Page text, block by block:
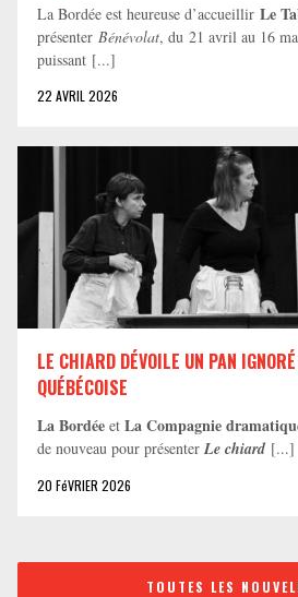
La Bordée est heureuse d’accueillir Le
présenter Bénévolat, du 21 avril au 16
puissant [...]
22 AVRIL 2026
LE CHIARD DÉVOILE UN PAN
QUÉBÉCOISE
La Bordée et La Compagnie
de nouveau pour présenter Le chiard [...]
20 FéVRIER 2026
TOUTES LES